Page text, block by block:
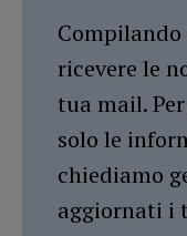
ricevere le
tua mail.
solo le
chiediamo
aggiornati i